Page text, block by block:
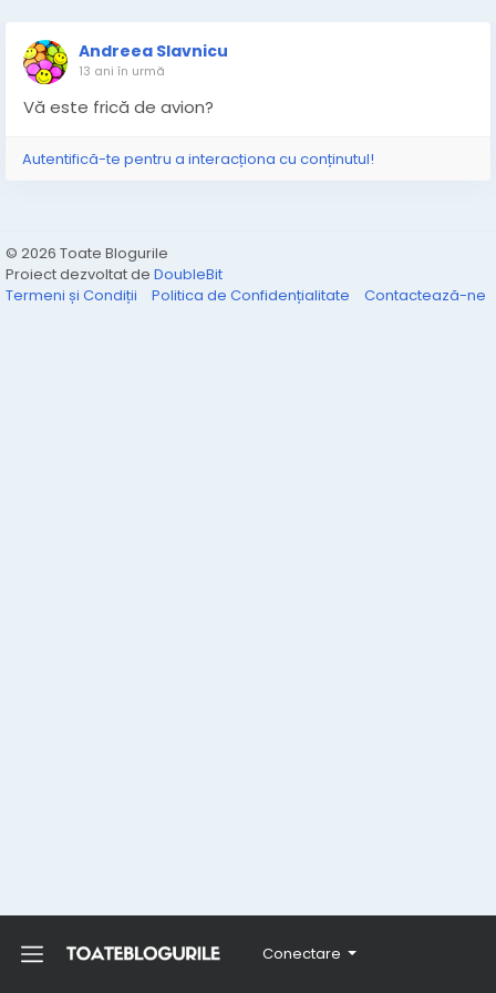
Conectare
Andreea Slavnicu
13 ani în urmă
Vă este frică de avion?
Autentifică-te pentru a interacționa cu conținutul!
© 2026 Toate Blogurile
Proiect dezvoltat de DoubleBit
Termeni și Condiții
Politica de Confidențialitate Contactează-ne